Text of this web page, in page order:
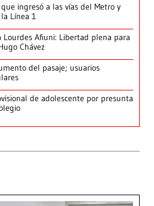
ingresó a las vías del Metro y
Línea 1
Lourdes Afiuni: Libertad plena para
Chávez
del pasaje; usuarios
de adolescente por presunta